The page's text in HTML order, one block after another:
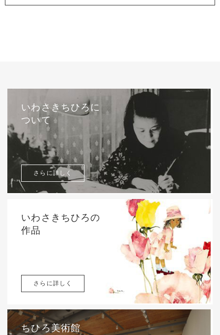
いわさきちひろに
ついて
さらに詳しく
いわさきちひろの
作品
さらに詳しく
ちひろ美術館